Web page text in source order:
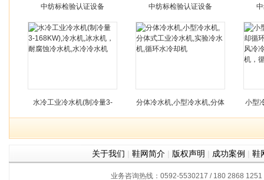
中纺标检验认证设备 中纺标检验认证设备
水冷工业冷水机(制冷量3-
腐蚀冷水机,水冷冷水机
分体冷水机,小型冷水机,分体
环水冷却机
小型
冷却
关于我们 | 鞋网简介 | 版权声明 | 成功案例 | 鞋
业务咨询热线：0592-5530217 / 180 2868 1251